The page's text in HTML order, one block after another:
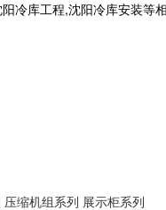
阳冷库工程,沈阳冷库安装等
压缩机组系列 展示柜系列